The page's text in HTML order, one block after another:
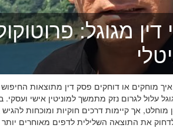
מגוגל:
פסקי דין מגוגל (2026): איך מוחקים או דוחקים פסק דין מתוצאות
עלול לגרום נזק מתמשך למוניטין אישי
מוחלט, אך קיימות דרכים חוקיות ומוכחות